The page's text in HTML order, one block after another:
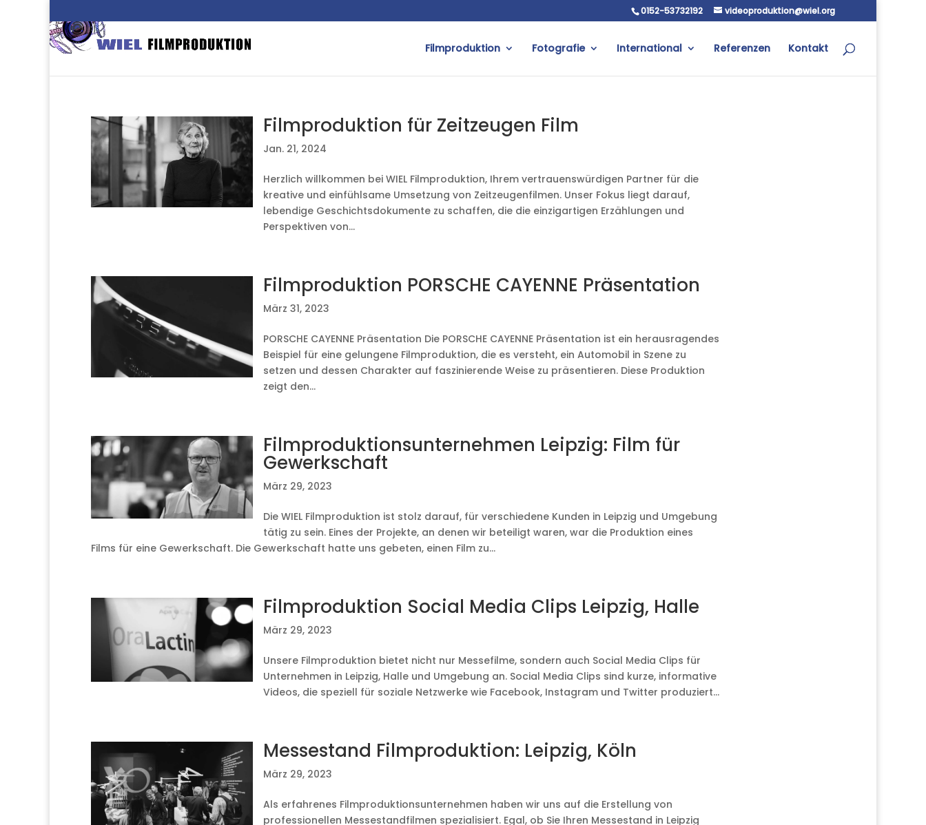
0152-53732192 videoproduktion@wiel.org
Filmproduktion Fotografie International Referenzen Kontakt
Filmproduktion für Zeitzeugen Film
Jan. 21, 2024
Herzlich willkommen bei WIEL Filmproduktion, Ihrem vertrauenswürdigen Partner für die
kreative und einfühlsame Umsetzung von Zeitzeugenfilmen. Unser Fokus liegt darauf,
lebendige Geschichtsdokumente zu schaffen, die die einzigartigen Erzählungen und
Perspektiven von...
Filmproduktion PORSCHE CAYENNE Präsentation
März 31, 2023
PORSCHE CAYENNE Präsentation Die PORSCHE CAYENNE Präsentation ist ein herausragendes
Beispiel für eine gelungene Filmproduktion, die es versteht, ein Automobil in Szene zu
setzen und dessen Charakter auf faszinierende Weise zu präsentieren. Diese Produktion
zeigt den...
Filmproduktionsunternehmen Leipzig: Film für
Gewerkschaft
März 29, 2023
Die WIEL Filmproduktion ist stolz darauf, für verschiedene Kunden in Leipzig und Umgebung
tätig zu sein. Eines der Projekte, an denen wir beteiligt waren, war die Produktion eines
Films für eine Gewerkschaft. Die Gewerkschaft hatte uns gebeten, einen Film zu...
Filmproduktion Social Media Clips Leipzig, Halle
März 29, 2023
Unsere Filmproduktion bietet nicht nur Messefilme, sondern auch Social Media Clips für
Unternehmen in Leipzig, Halle und Umgebung an. Social Media Clips sind kurze, informative
Videos, die speziell für soziale Netzwerke wie Facebook, Instagram und Twitter produziert...
Messestand Filmproduktion: Leipzig, Köln
März 29, 2023
Als erfahrenes Filmproduktionsunternehmen haben wir uns auf die Erstellung von
professionellen Messestandfilmen spezialisiert. Egal, ob Sie Ihren Messestand in Leipzig